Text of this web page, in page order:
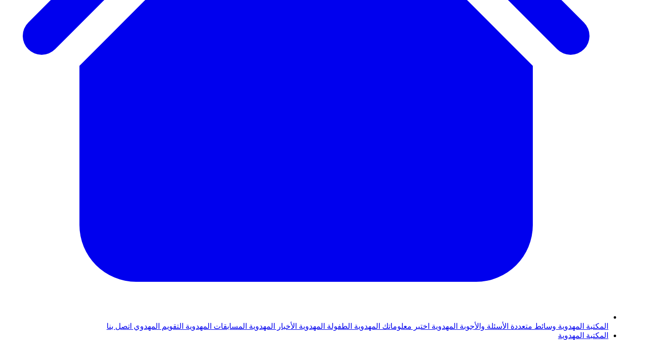
المكتبة المهدوية وسائط متعددة الأسئلة والأجوبة المهدوية اختبر معلوماتك المهدوية الطفولة المهدوية الأخبار المهدوية المسابقات المهدوية التقويم المهدوي اتصل بنا
المكتبة المهدوية